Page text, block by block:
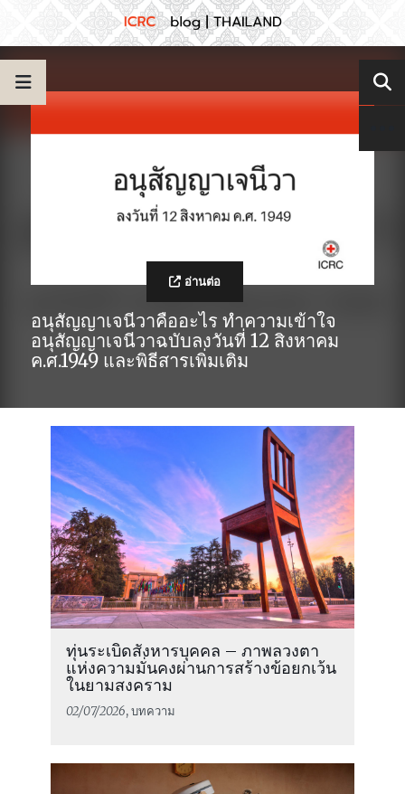
อนุสัญญาเจนีวาคืออะไร ทำความเข้าใจ
อนุสัญญาเจนีวาฉบับลงวันที่ 12 สิงหาคม
ค.ศ.1949 และพิธีสารเพิ่มเติม
อ่านต่อ
การดำเนินงานของคณะกรรมการกาชาด
อ่านต่อ
ทุ่นระเบิดสังหารบุคคล – ภาพลวงตา
แห่งความมั่นคงผ่านการสร้างข้อยกเว้น
ในยามสงคราม
02/07/2026, บทความ